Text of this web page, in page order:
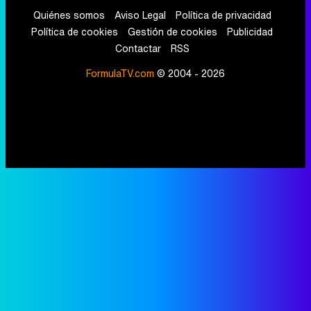
Quiénes somos Aviso Legal
Política de privacidad
Política de cookies
Gestión de cookies
Publicidad
Contactar
RSS
FormulaTV.com © 2004 - 2026